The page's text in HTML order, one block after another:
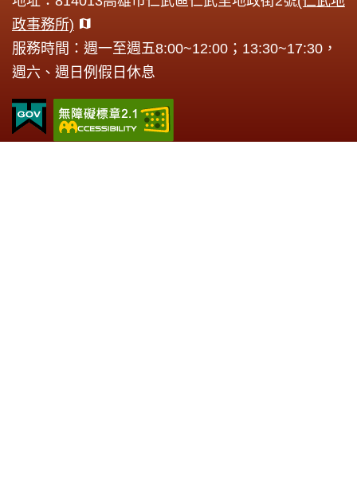
政事務所)
服務時間：週一至週五8:00~12:00；13:30~17:30，
週六、週日例假日休息